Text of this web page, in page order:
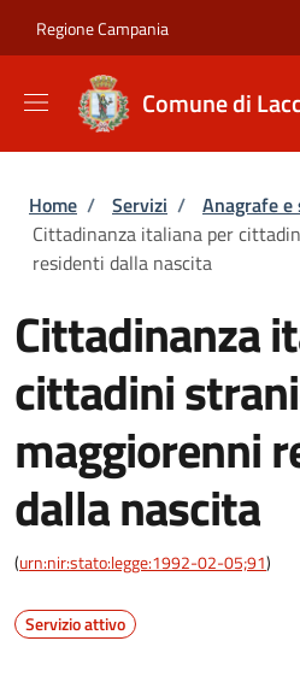
Regione Campania
Comune di
Briciole di pane
Home / Servizi / Anagrafe
Cittadinanza italiana per
residenti dalla nascita
Cittadinanza
cittadini
maggiorenni
dalla nascita
(urn:nir:stato:legge:1992-02-05;91)
Servizio attivo